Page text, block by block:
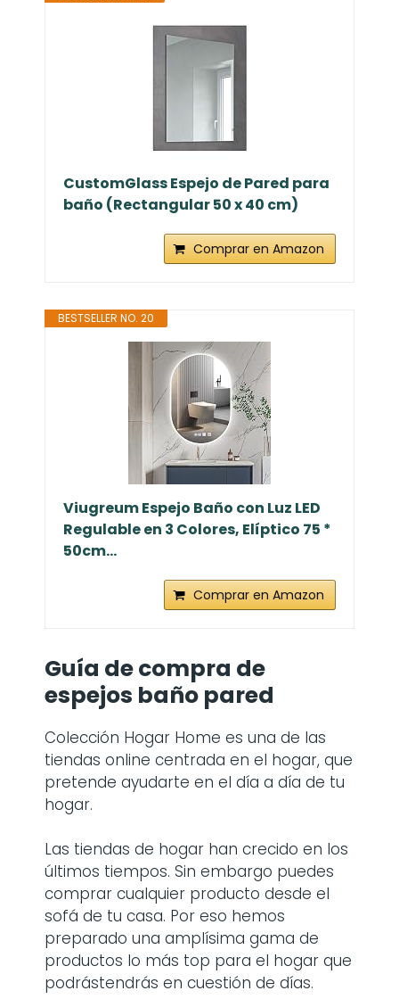
CustomGlass Espejo de Pared para
baño (Rectangular 50 x 40 cm)
Comprar en Amazon
BESTSELLER NO. 20
Viugreum Espejo Baño con Luz LED
Regulable en 3 Colores, Elíptico 75 *
50cm...
Comprar en Amazon
Guía de compra de
espejos baño pared
Colección Hogar Home es una de las
tiendas online centrada en el hogar, que
pretende ayudarte en el día a día de tu
hogar.
Las tiendas de hogar han crecido en los
últimos tiempos. Sin embargo puedes
comprar cualquier producto desde el
sofá de tu casa. Por eso hemos
preparado una amplísima gama de
productos lo más top para el hogar que
podrástendrás en cuestión de días.